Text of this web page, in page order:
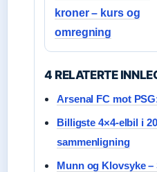
kroner – kurs og
omregning
4 RELATERTE
Arsenal FC mot
Billigste 4×4-elbil i
sammenligning
Munn og Klovsyke